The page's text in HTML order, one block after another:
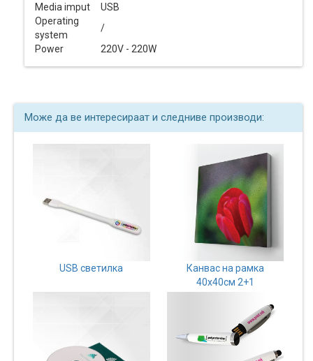
Media imput
USB
Operating
system
/
Power
220V - 220W
Може да ве интересираат и следниве производи:
USB светилка
Канвас на рамка
40х40см 2+1